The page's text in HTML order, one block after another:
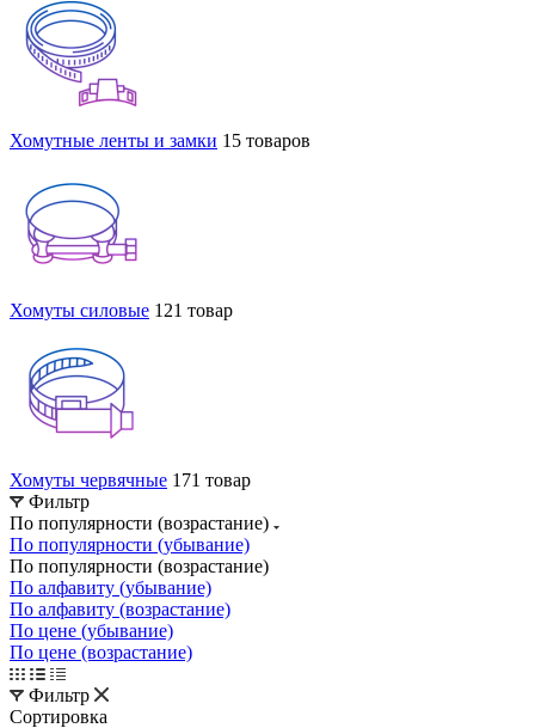
Хомутные ленты и замки 15 товаров
Хомуты силовые 121 товар
Хомуты червячные 171 товар
Фильтр
По популярности (возрастание)
По популярности (убывание)
По популярности (возрастание)
По алфавиту (убывание)
По алфавиту (возрастание)
По цене (убывание)
По цене (возрастание)
Фильтр
Сортировка